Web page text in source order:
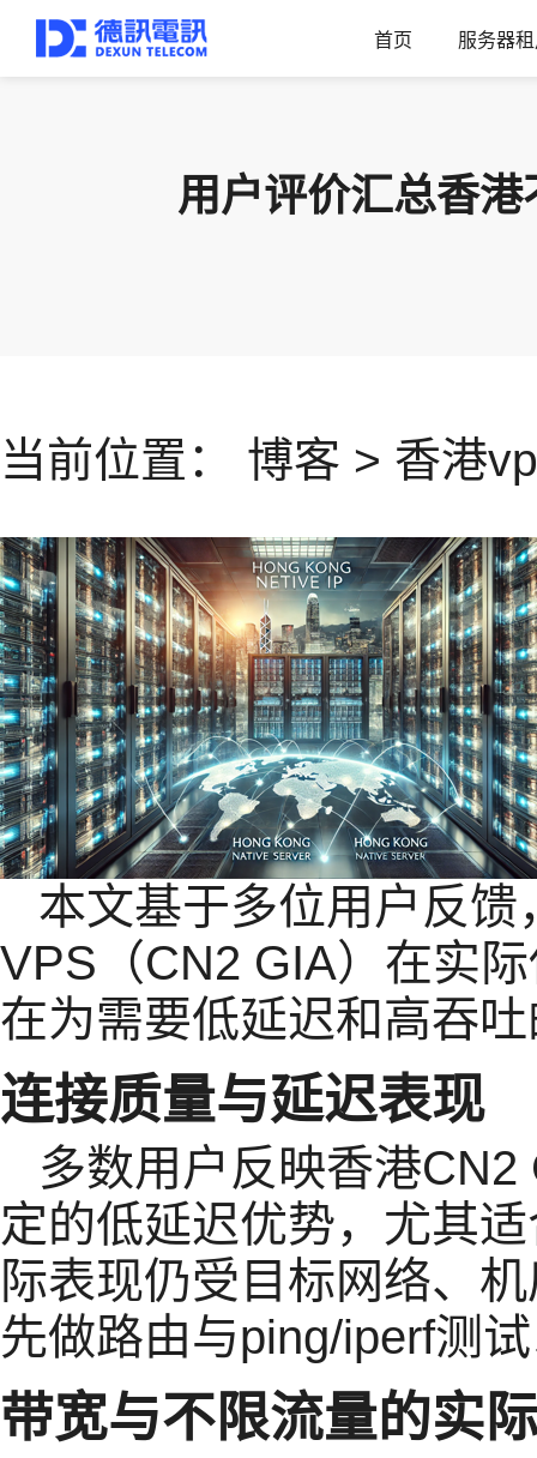
首页 服务器
用户评价汇总香
当前位置： 博客 > 香港
本文基于多位用户反
VPS（CN2 GIA）在实
在为需要低延迟和高吞
连接质量与延迟表现
多数用户反映香港
定的低延迟优势，尤其
际表现仍受目标网络、
先做路由与ping/iperf测
带宽与不限流量的实